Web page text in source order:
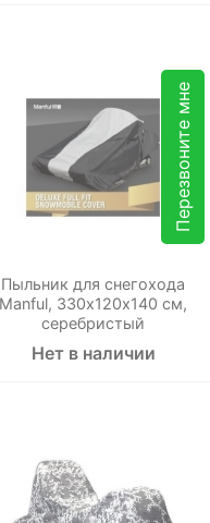
Перезвоните мне
Пыльник для снегохода
Manful, 330х120х140 cм,
серебристый
Нет в наличии